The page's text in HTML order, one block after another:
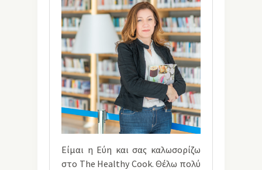
Είμαι η Εύη και σας καλωσορίζω
στο The Healthy Cook. Θέλω πολύ